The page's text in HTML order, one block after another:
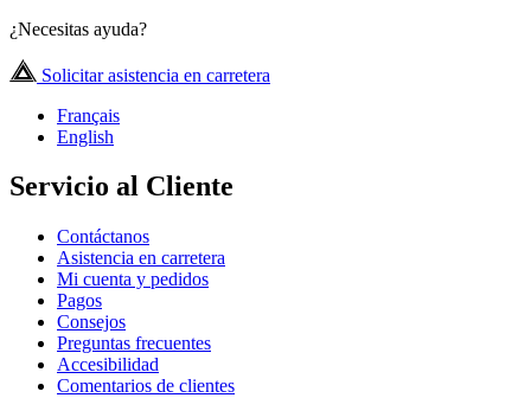
¿Necesitas ayuda?
Solicitar asistencia en carretera
Français
English
Servicio al Cliente
Contáctanos
Asistencia en carretera
Mi cuenta y pedidos
Pagos
Consejos
Preguntas frecuentes
Accesibilidad
Comentarios de clientes